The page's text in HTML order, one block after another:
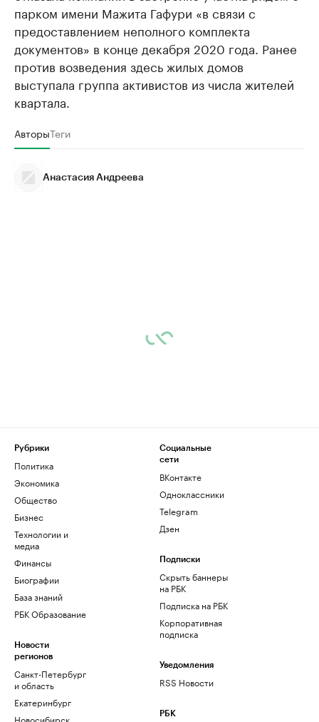
парком имени Мажита Гафури «в связи с
предоставлением неполного комплекта
документов» в конце декабря 2020 года. Ранее
против возведения здесь жилых домов
выступала группа активистов из числа жителей
квартала.
АвторыТеги
Анастасия Андреева
Рубрики
Политика
Экономика
Общество
Бизнес
Технологии и
медиа
Финансы
Биографии
База знаний
РБК Образование
Новости
регионов
Санкт-Петербург
и область
Екатеринбург
Новосибирск
Социальные
сети
ВКонтакте
Одноклассники
Telegram
Дзен
Подписки
Скрыть баннеры
на РБК
Подписка на РБК
Корпоративная
подписка
Уведомления
RSS Новости
РБК